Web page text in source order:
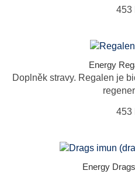
453
Energy
Doplněk stravy. Regalen je
453
Energy